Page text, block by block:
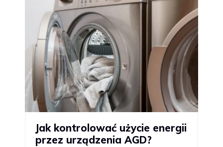
Jak kontrolować użycie energii
przez urządzenia AGD?